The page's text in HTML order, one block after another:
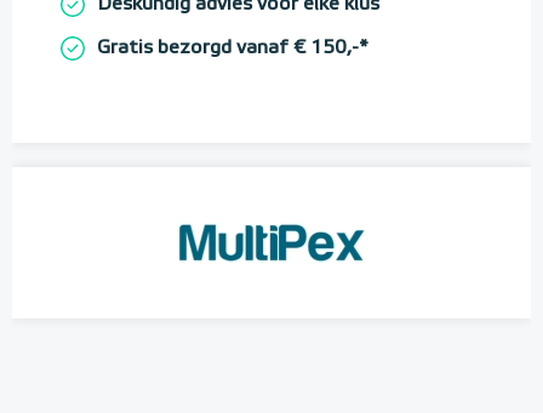
Deskundig advies voor elke klus
Gratis bezorgd vanaf € 150,-*